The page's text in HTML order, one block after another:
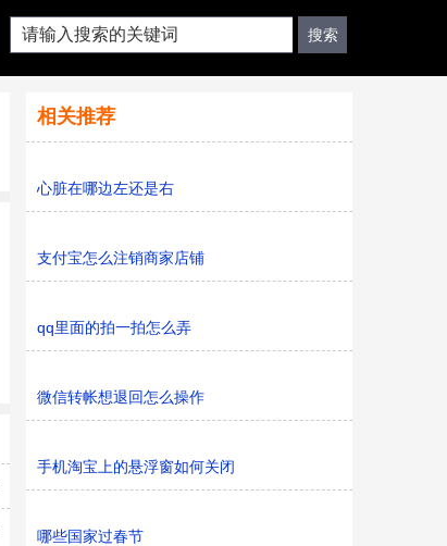
相关推荐
心脏在哪边左还是右
支付宝怎么注销商家店铺
qq里面的拍一拍怎么弄
微信转帐想退回怎么操作
手机淘宝上的悬浮窗如何关闭
哪些国家过春节